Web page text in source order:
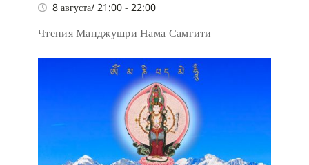
8 августа/ 21:00 - 22:00
Чтения Манджушри Нама Самгити